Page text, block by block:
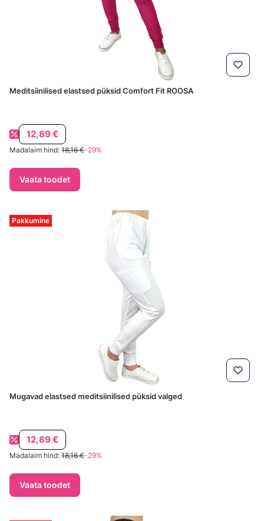
Meditsiinilised elastsed püksid Comfort Fit ROOSA
Soodushind
12,89 €
Madalaim hind: 18,16 €-29%
Vaata toodet
Pakkumine
Mugavad elastsed meditsiinilised püksid valged
Soodushind
12,89 €
Madalaim hind: 18,16 €-29%
Vaata toodet